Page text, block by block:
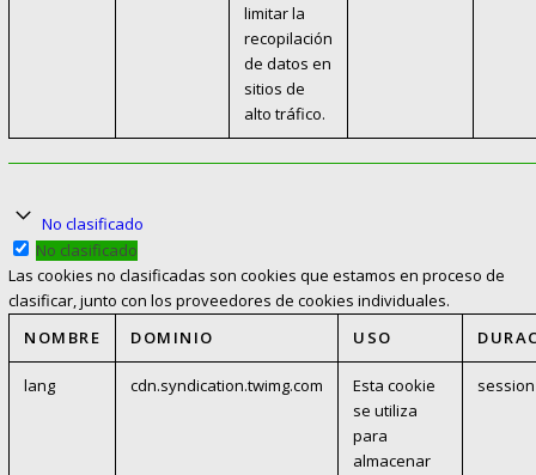
limitar la
recopilación
de datos en
sitios de
alto tráfico.
No clasificado
No clasificado
Las cookies no clasificadas son cookies que estamos en proceso de
clasificar, junto con los proveedores de cookies individuales.
NOMBRE
DOMINIO USO
lang cdn.syndication.twimg.com
Esta cookie
se utiliza
para
almacenar
session